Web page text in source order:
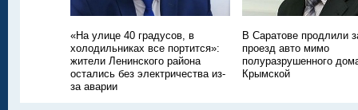
«На улице 40 градусов, в
холодильниках все портится»:
жители Ленинского района
остались без электричества из-
за аварии
В Саратове продлили
проезд авто мимо
полуразрушенного
Крымской